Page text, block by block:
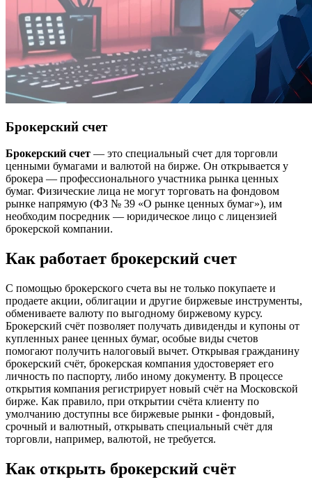
Брокерский счет
Брокерский счет — это специальный счет для торговли
ценными бумагами и валютой на бирже. Он открывается у
брокера — профессионального участника рынка ценных
бумаг. Физические лица не могут торговать на фондовом
рынке напрямую (ФЗ № 39 «О рынке ценных бумаг»), им
необходим посредник — юридическое лицо с лицензией
брокерской компании.
Как работает брокерский счет
С помощью брокерского счета вы не только покупаете и
продаете акции, облигации и другие биржевые инструменты,
обмениваете валюту по выгодному биржевому курсу.
Брокерский счёт позволяет получать дивиденды и купоны от
купленных ранее ценных бумаг, особые виды счетов
помогают получить налоговый вычет. Открывая гражданину
брокерский счёт, брокерская компания удостоверяет его
личность по паспорту, либо иному документу. В процессе
открытия компания регистрирует новый счёт на Московской
бирже. Как правило, при открытии счёта клиенту по
умолчанию доступны все биржевые рынки - фондовый,
срочный и валютный, открывать специальный счёт для
торговли, например, валютой, не требуется.
Как открыть брокерский счёт